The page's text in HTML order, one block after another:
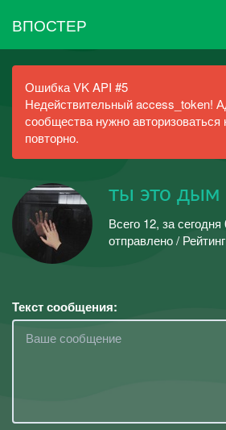
ВПОСТЕР
Ошибка VK API #5
Недействительный access_token!
сообщества нужно авторизоваться
повторно.
ты это дым
Всего 12, за
отправлено /
Текст сообщения: